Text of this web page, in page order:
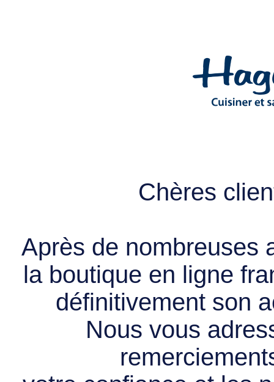
Chères
Après de nombreuses
la boutique en ligne
définitivement son
Nous vous